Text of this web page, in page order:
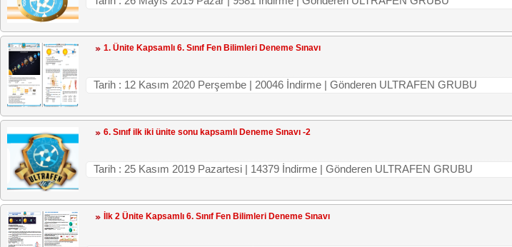
1. Ünite Kapsamlı 6. Sınıf Fen Bilimleri Deneme Sınavı
Tarih : 12 Kasım 2020 Perşembe | 20046 İndirme | Gönderen ULTRAFEN GRUBU
6. Sınıf ilk iki ünite sonu kapsamlı Deneme Sınavı -2
Tarih : 25 Kasım 2019 Pazartesi | 14379 İndirme | Gönderen ULTRAFEN GRUBU
İlk 2 Ünite Kapsamlı 6. Sınıf Fen Bilimleri Deneme Sınavı